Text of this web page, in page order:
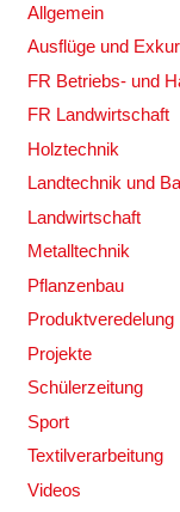
Allgemein
Ausflüge und
FR Betriebs- und
FR Landwirtschaft
Holztechnik
Landtechnik und
Landwirtschaft
Metalltechnik
Pflanzenbau
Produktveredelung
Projekte
Schülerzeitung
Sport
Textilverarbeitung
Videos